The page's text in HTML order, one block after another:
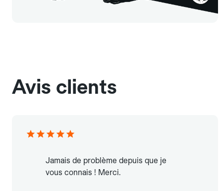
Avis clients
Jamais de problème depuis que je
vous connais ! Merci.